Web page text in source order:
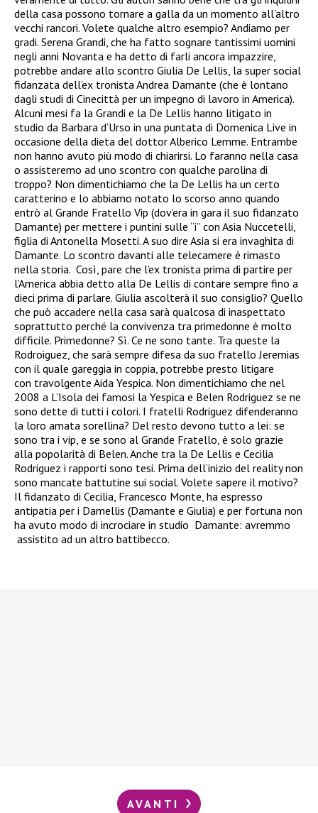
della casa possono tornare a galla da un momento all’altro
vecchi rancori. Volete qualche altro esempio? Andiamo per
gradi. Serena Grandi, che ha fatto sognare tantissimi uomini
negli anni Novanta e ha detto di farli ancora impazzire,
potrebbe andare allo scontro Giulia De Lellis, la super social
fidanzata dell’ex tronista Andrea Damante (che è lontano
dagli studi di Cinecittà per un impegno di lavoro in America).
Alcuni mesi fa la Grandi e la De Lellis hanno litigato in
studio da Barbara d’Urso in una puntata di Domenica Live in
occasione della dieta del dottor Alberico Lemme. Entrambe
non hanno avuto più modo di chiarirsi. Lo faranno nella casa
o assisteremo ad uno scontro con qualche parolina di
troppo? Non dimentichiamo che la De Lellis ha un certo
caratterino e lo abbiamo notato lo scorso anno quando
entrò al Grande Fratello Vip (dov’era in gara il suo fidanzato
Damante) per mettere i puntini sulle “i” con Asia Nuccetelli,
figlia di Antonella Mosetti. A suo dire Asia si era invaghita di
Damante. Lo scontro davanti alle telecamere è rimasto
nella storia. Così, pare che l’ex tronista prima di partire per
l’America abbia detto alla De Lellis di contare sempre fino a
dieci prima di parlare. Giulia ascolterà il suo consiglio? Quello
che può accadere nella casa sarà qualcosa di inaspettato
soprattutto perché la convivenza tra primedonne è molto
difficile. Primedonne? Sì. Ce ne sono tante. Tra queste la
Rodroiguez, che sarà sempre difesa da suo fratello Jeremias
con il quale gareggia in coppia, potrebbe presto litigare
con travolgente Aida Yespica. Non dimentichiamo che nel
2008 a L’Isola dei famosi la Yespica e Belen Rodriguez se ne
sono dette di tutti i colori. I fratelli Rodriguez difenderanno
la loro amata sorellina? Del resto devono tutto a lei: se
sono tra i vip, e se sono al Grande Fratello, è solo grazie
alla popolarità di Belen. Anche tra la De Lellis e Cecilia
Rodriguez i rapporti sono tesi. Prima dell’inizio del reality non
sono mancate battutine sui social. Volete sapere il motivo?
Il fidanzato di Cecilia, Francesco Monte, ha espresso
antipatia per i Damellis (Damante e Giulia) e per fortuna non
ha avuto modo di incrociare in studio Damante: avremmo
assistito ad un altro battibecco.
AVANTI